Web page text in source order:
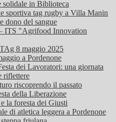
solidale in Biblioteca
sportiva tag rugby a Villa Manin
dono del sangue
ITS "Agrifood Innovation
8 maggio 2025
a Pordenone
dei Lavoratori: una giornata
riflettere
riscoprendo il passato
della Liberazione
la foresta dei Giusti
di atletica leggera a Pordenone